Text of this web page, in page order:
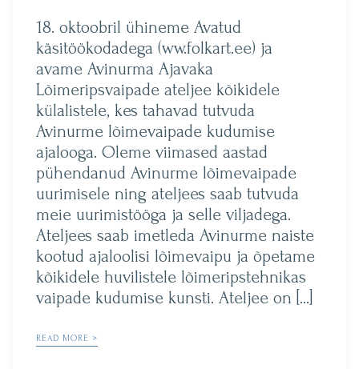
18. oktoobril ühineme Avatud
käsitöökodadega (ww.folkart.ee) ja
avame Avinurma Ajavaka
Lõimeripsvaipade ateljee kõikidele
külalistele, kes tahavad tutvuda
Avinurme lõimevaipade kudumise
ajalooga. Oleme viimased aastad
pühendanud Avinurme lõimevaipade
uurimisele ning ateljees saab tutvuda
meie uurimistööga ja selle viljadega.
Ateljees saab imetleda Avinurme naiste
kootud ajaloolisi lõimevaipu ja õpetame
kõikidele huvilistele lõimeripstehnikas
vaipade kudumise kunsti. Ateljee on […]
READ MORE >